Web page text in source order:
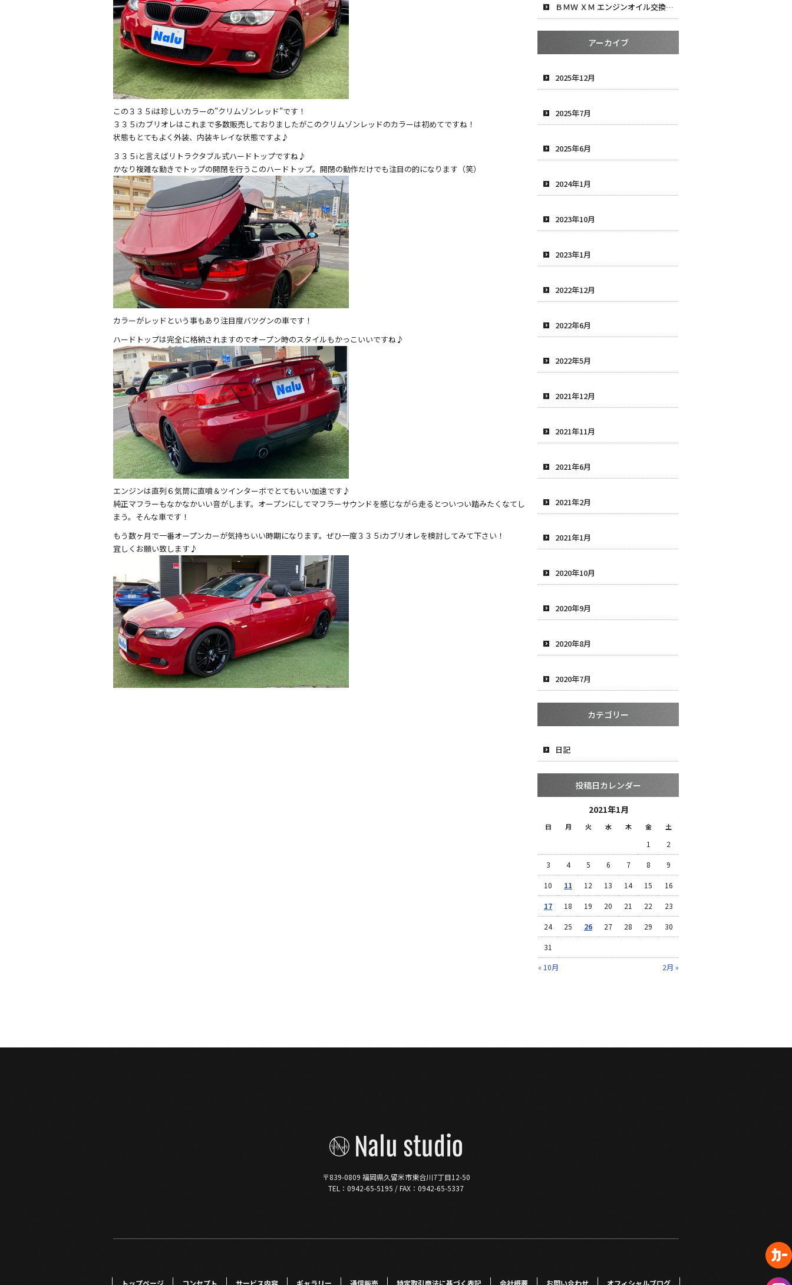
この３３５iは珍しいカラーの”クリムゾンレッド”です！
３３５iカブリオレはこれまで多数販売しておりましたがこのクリムゾンレッドのカラーは初めてですね！
状態もとてもよく外装、内装キレイな状態ですよ♪
３３５iと言えばリトラクタブル式ハードトップですね♪
かなり複雑な動きでトップの開閉を行うこのハードトップ。開閉の動作だけでも注目の的になります（笑）
カラーがレッドという事もあり注目度バツグンの車です！
ハードトップは完全に格納されますのでオープン時のスタイルもかっこいいですね♪
エンジンは直列６気筒に直噴＆ツインターボでとてもいい加速です♪
純正マフラーもなかなかいい音がします。オープンにしてマフラーサウンドを感じながら走るとついつい踏みたくなてし
まう。そんな車です！
もう数ヶ月で一番オープンカーが気持ちいい時期になります。ぜひ一度３３５iカブリオレを検討してみて下さい！
宜しくお願い致します♪
ＢＭＷ ＸＭ エンジンオイル交換＆タイヤ交換
アーカイブ
2025年12月
2025年7月
2025年6月
2024年1月
2023年10月
2023年1月
2022年12月
2022年6月
2022年5月
2021年12月
2021年11月
2021年6月
2021年2月
2021年1月
2020年10月
2020年9月
2020年8月
2020年7月
カテゴリー
日記
投稿日カレンダー
2021年1月
日 月 火 水 木 金 土
« 10月 2月 »
1 2
3 4 5 6 7 8 9
10 11 12 13 14 15 16
17 18 19 20 21 22 23
24 25 26 27 28 29 30
31
〒839-0809 福岡県久留米市東合川7丁目12-50
TEL：0942-65-5195 / FAX：0942-65-5337